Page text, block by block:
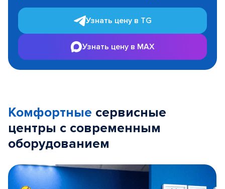
Узнать цену в TG
Узнать цену в MAX
Комфортные сервисные
центры с современным
оборудованием